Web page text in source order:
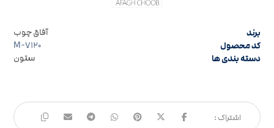
برند آفاق چوب
کد محصول M-۷۱۲۰
دسته بندی ها ستون